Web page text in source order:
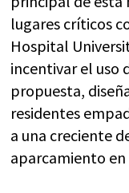
lugares críticos
Hospital
incentivar el uso
propuesta,
residentes
a una creciente
aparcamiento en